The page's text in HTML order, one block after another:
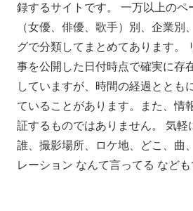
録するサイトです。 一万以上のペ
（女優、俳優、歌手）別、企業別
グで分類してまとめてあります。
事を公開した日付時点で確実に存
していますが、時間の経過ととも
ていることがあります。また、情
証するものではありません。 気軽
誰、撮影場所、ロケ地、どこ、曲
レーション なんて言ってる など